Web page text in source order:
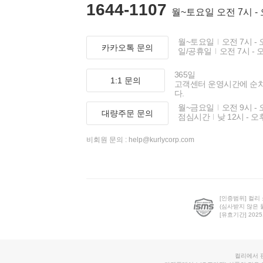
1644-1107 월~토요일 오전 7시 -
카카오톡 문의
월~토요일
오전 7시 -
일/공휴일
오전 7시 -
1:1 문의
365일
고객센터 운영시간에 순
다.
대량주문 문의
월~금요일
오전 9시 -
점심시간
낮 12시 - 오
비회원 문의 : help@kurlycorp.com
[인증범위] 컬리
(심사받지 않은
[유효기간]
컬리에서